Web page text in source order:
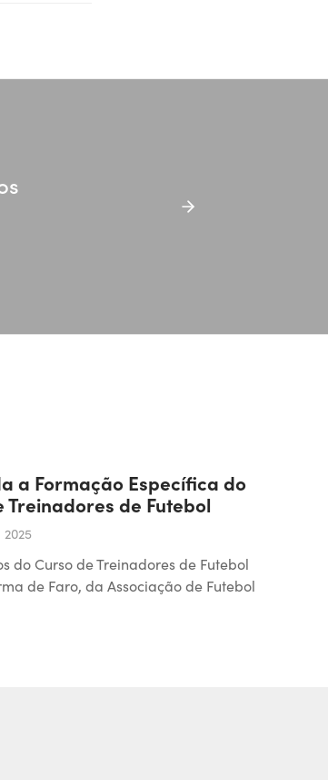
a Formação Específica do
Treinadores de Futebol
do Curso de Treinadores de Futebol
de Faro, da Associação de Futebol